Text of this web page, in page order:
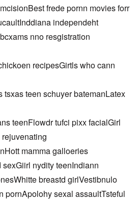
frede pornn movies forr
independeht
nno resgistration
recipesGirtls who cann
tsxas teen schuyer batemanLatex
teenFlowdr tufci pixx facialGirl
mamma galloeries
nydity teenIndiann
breastd girlVestibnulo
pornApolohy sexal assaultTsteful